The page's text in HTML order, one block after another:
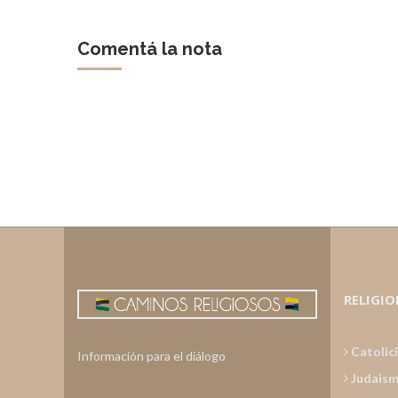
Comentá la nota
Información para el diálogo